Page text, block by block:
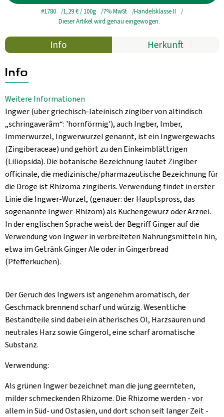
So geht’s
Genossenschaft & Beitritt
Aktuelles
B2B
#1780 1,29 €/ 100g 7% MwSt
Handelsklasse II
Dieser Artikel wird genau eingewogen.
Info Herkunft
Info
Weitere Informationen
Ingwer (über griechisch-lateinisch zingiber von altindisch
„schringaverâm“: 'hornförmig'), auch Ingber, Imber,
Immerwurzel, Ingwerwurzel genannt, ist ein Ingwergewächs
(Zingiberaceae) und gehört zu den Einkeimblättrigen
(Liliopsida). Die botanische Bezeichnung lautet Zingiber
officinale, die medizinische/pharmazeutische Bezeichnung für
die Droge ist Rhizoma zingiberis. Verwendung findet in erster
Linie die Ingwer-Wurzel, (genauer: der Hauptspross, das
sogenannte Ingwer-Rhizom) als Küchengewürz oder Arznei.
In der englischen Sprache weist der Begriff Ginger auf die
Verwendung von Ingwer in verbreiteten Nahrungsmitteln hin,
etwa im Getränk Ginger Ale oder in Gingerbread
(Pfefferkuchen).
Der Geruch des Ingwers ist angenehm aromatisch, der
Geschmack brennend scharf und würzig. Wesentliche
Bestandteile sind dabei ein ätherisches Öl, Harzsäuren und
neutrales Harz sowie Gingerol, eine scharf aromatische
Substanz.
Verwendung:
Als grünen Ingwer bezeichnet man die jung geernteten,
milder schmeckenden Rhizome. Die Rhizome werden - vor
allem in Süd- und Ostasien, und dort schon seit langer Zeit -